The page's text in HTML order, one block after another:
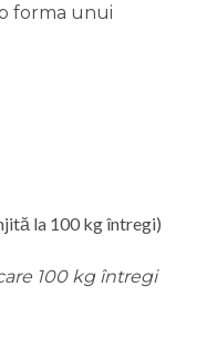
forma unui
la 100 kg întregi)
100 kg întregi